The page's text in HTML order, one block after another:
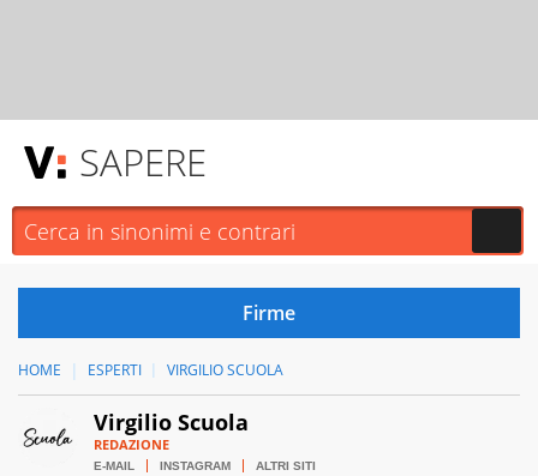
SAPERE
HOME ESPERTI VIRGILIO SCUOLA
Virgilio Scuola
REDAZIONE
E-MAIL INSTAGRAM ALTRI SITI